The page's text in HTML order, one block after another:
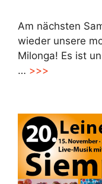
Am nächsten
wieder unsere
Milonga! Es ist
… >>>